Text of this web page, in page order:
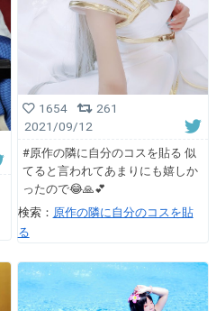
1654
261
2021/09/12
#原作の隣に自分のコスを貼る 似
てると言われてあまりにも嬉しか
ったので😂🙏💕
検索： 原作の隣に自分のコスを貼
る